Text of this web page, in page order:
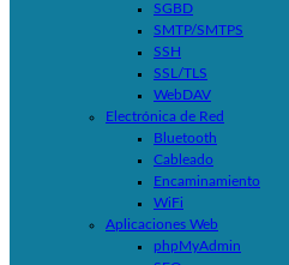
SGBD
SMTP/SMTPS
SSH
SSL/TLS
WebDAV
Electrónica de Red
Bluetooth
Cableado
Encaminamiento
WiFi
Aplicaciones Web
phpMyAdmin